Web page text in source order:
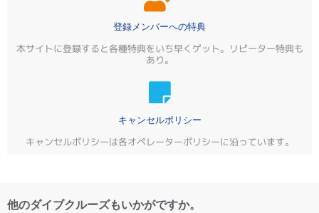
登録メンバーへの特典
本サイトに登録すると各種特典をいち早くゲット。リピーター特典も
あり。
キャンセルポリシー
キャンセルポリシーは各オペレーターポリシーに沿っています。
他のダイブクルーズもいかがですか。